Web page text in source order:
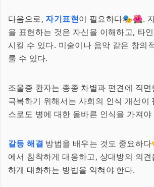
다음으로,자기표현이 필요하다🎭🌺.
을 표현하는 것은 자신을 이해하고, 타
시킬 수 있다. 미술이나 음악 같은 창의
룰 수 있다.
조울증 환자는 종종 차별과 편견에 직
극복하기 위해서는 사회의 인식 개선이
스로도 병에 대한 올바른 인식을 가져야
갈등 해결 방법을 배우는 것도 중요하
에서 침착하게 대응하고, 상대방의 의
하게 대화하는 방법을 익혀야 한다.